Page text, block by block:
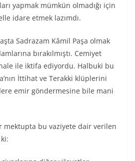
yapmak mümkün olmadığı için
idare etmek lazımdı.
Sadrazam Kâmil Paşa olmak
bırakılmıştı. Cemiyet
ile iktifa ediyordu. Halbuki bu
İttihat ve Terakki klüplerini
emir göndermesine bile mani
mektupta bu vaziyete dair verilen